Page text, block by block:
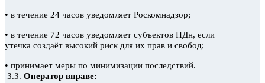
• в течение 24 часов уведомляет Роскомнадзор;
• в течение 72 часов уведомляет субъектов ПДн, если
утечка создаёт высокий риск для их прав и свобод;
• принимает меры по минимизации последствий.
3.3. Оператор вправе: